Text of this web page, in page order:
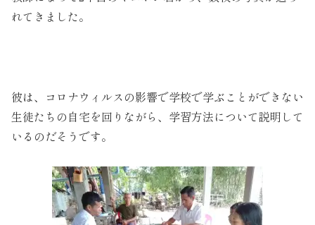
れてきました。
彼は、コロナウィルスの影響で学校で学ぶことができない
生徒たちの自宅を回りながら、学習方法について説明して
いるのだそうです。